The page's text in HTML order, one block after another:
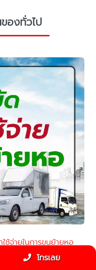
ของทั่วไป
ช้จ่ายในการขนย้ายหอ
โทรเลย